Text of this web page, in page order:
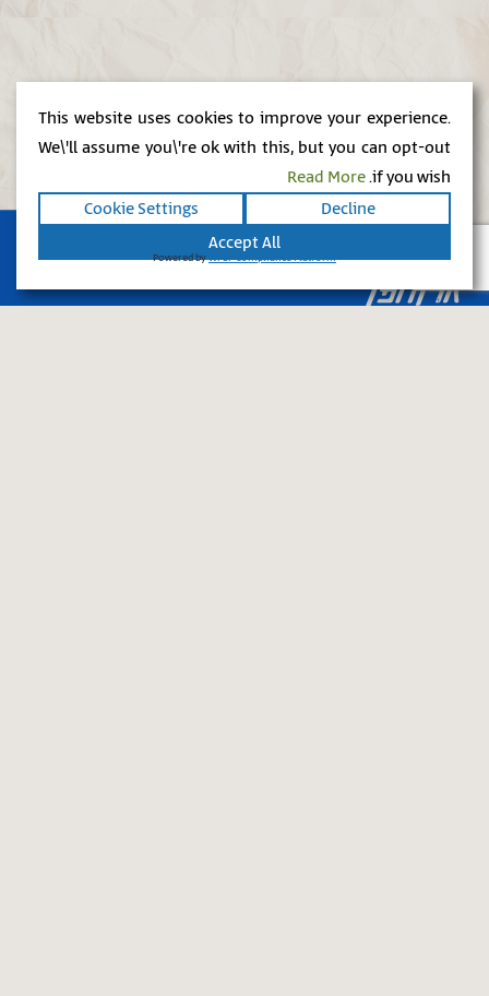
This website uses cookies to improve your experience.
We\'ll assume you\'re ok with this, but you can opt-out
if you wish.
Read More
Decline
Cookie Settings
Accept All
Powered byWPLP Compliance Platform